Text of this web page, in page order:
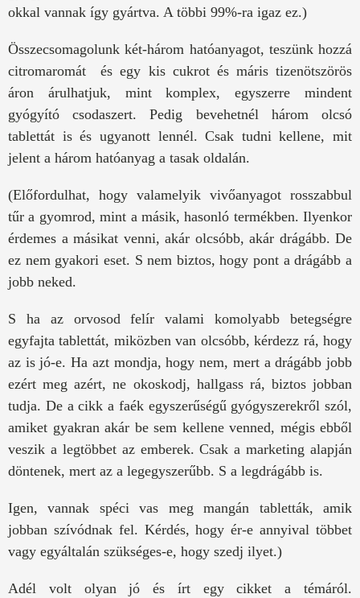
okkal vannak így gyártva. A többi 99%-ra igaz ez.)
Összecsomagolunk két-három hatóanyagot, teszünk hozzá
citromaromát és egy kis cukrot és máris tizenötszörös
áron árulhatjuk, mint komplex, egyszerre mindent
gyógyító csodaszert. Pedig bevehetnél három olcsó
tablettát is és ugyanott lennél. Csak tudni kellene, mit
jelent a három hatóanyag a tasak oldalán.
(Előfordulhat, hogy valamelyik vivőanyagot rosszabbul
tűr a gyomrod, mint a másik, hasonló termékben. Ilyenkor
érdemes a másikat venni, akár olcsóbb, akár drágább. De
ez nem gyakori eset. S nem biztos, hogy pont a drágább a
jobb neked.
S ha az orvosod felír valami komolyabb betegségre
egyfajta tablettát, miközben van olcsóbb, kérdezz rá, hogy
az is jó-e. Ha azt mondja, hogy nem, mert a drágább jobb
ezért meg azért, ne okoskodj, hallgass rá, biztos jobban
tudja. De a cikk a faék egyszerűségű gyógyszerekről szól,
amiket gyakran akár be sem kellene venned, mégis ebből
veszik a legtöbbet az emberek. Csak a marketing alapján
döntenek, mert az a legegyszerűbb. S a legdrágább is.
Igen, vannak spéci vas meg mangán tabletták, amik
jobban szívódnak fel. Kérdés, hogy ér-e annyival többet
vagy egyáltalán szükséges-e, hogy szedj ilyet.)
Adél volt olyan jó és írt egy cikket a témáról.